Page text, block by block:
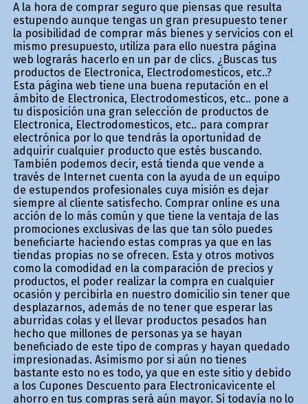
A la hora de comprar seguro que piensas que resulta
estupendo aunque tengas un gran presupuesto tener
la posibilidad de comprar más bienes y servicios con el
mismo presupuesto, utiliza para ello nuestra página
web lograrás hacerlo en un par de clics. ¿Buscas tus
productos de Electronica, Electrodomesticos, etc..?
Esta página web tiene una buena reputación en el
ámbito de Electronica, Electrodomesticos, etc.. pone a
tu disposición una gran selección de productos de
Electronica, Electrodomesticos, etc.. para comprar
electrónica por lo que tendrás la oportunidad de
adquirir cualquier producto que estés buscando.
También podemos decir, está tienda que vende a
través de Internet cuenta con la ayuda de un equipo
de estupendos profesionales cuya misión es dejar
siempre al cliente satisfecho. Comprar online es una
acción de lo más común y que tiene la ventaja de las
promociones exclusivas de las que tan sólo puedes
beneficiarte haciendo estas compras ya que en las
tiendas propias no se ofrecen. Esta y otros motivos
como la comodidad en la comparación de precios y
productos, el poder realizar la compra en cualquier
ocasión y percibirla en nuestro domicilio sin tener que
desplazarnos, además de no tener que esperar las
aburridas colas y el llevar productos pesados han
hecho que millones de personas ya se hayan
beneficiado de este tipo de compras y hayan quedado
impresionadas. Asimismo por si aún no tienes
bastante esto no es todo, ya que en este sitio y debido
a los Cupones Descuento para Electronicavicente el
ahorro en tus compras será aún mayor. Si todavía no lo